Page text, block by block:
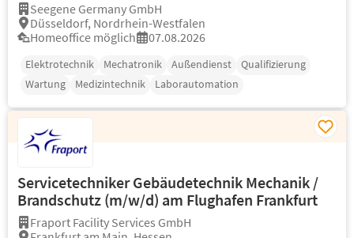
Seegene Germany GmbH
Düsseldorf, Nordrhein-Westfalen
Homeoffice möglich
07.08.2026
Elektrotechnik Mechatronik Außendienst
Qualifizierung
Wartung
Medizintechnik Laborautomation
Servicetechniker Gebäudetechnik Mechanik /
Brandschutz (m/w/d) am Flughafen Frankfurt
Fraport Facility Services GmbH